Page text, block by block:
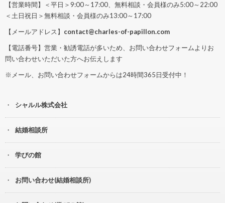
【営業時間】＜平日＞9:00～17:00、無料相談・会員様のみ5:00～22:00
＜土日祝日＞無料相談・会員様のみ13:00～17:00
【メールアドレス】 contact@charles-of-papillon.com
【電話番号】営業・勧誘電話が多いため、お問い合わせフォームよりお
問い合わせいただいた方へお伝えします
※メール、お問い合わせフォームからは24時間365日受付中！
シャルル株式会社
結婚相談所
学びの館
お問い合わせ(結婚相談所)